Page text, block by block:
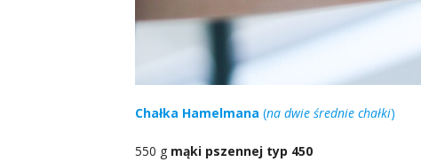
Chałka Hamelmana (na dwie średnie chałki)
550 g mąki pszennej typ 450